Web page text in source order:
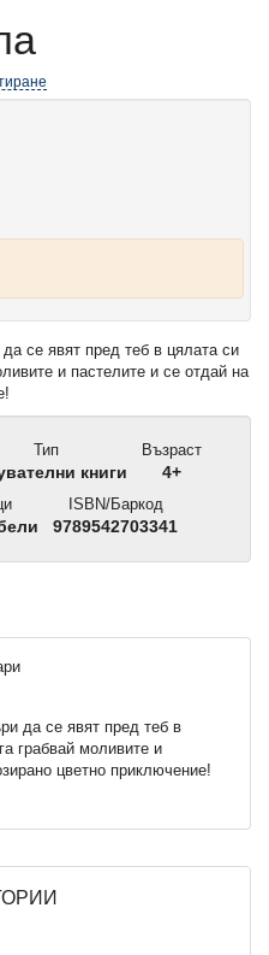
се явят пред теб в цялата си
и пастелите и се отдай на
Тип
книги
Възраст
4+
ISBN/Баркод
9789542703341
да се явят пред теб в
грабвай моливите и
цветно приключение!